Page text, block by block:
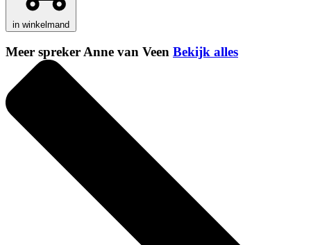
in winkelmand
Meer spreker Anne van Veen Bekijk alles